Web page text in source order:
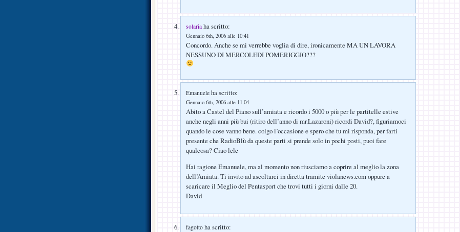
solaria ha scritto:
Gennaio 6th, 2006 alle 10:41
Concordo. Anche se mi verrebbe voglia di dire, ironicamente MA UN LAVORA
NESSUNO DI MERCOLEDI POMERIGGIO???
Emanuele ha scritto:
Gennaio 6th, 2006 alle 11:04
Abito a Castel del Piano sull’amiata e ricordo i 5000 o più per le partitelle estive
anche negli anni più bui (ritiro dell’anno di mr.Lazaroni) ricordi David?, figuriamoci
quando le cose vanno bene. colgo l’occasione e spero che tu mi risponda, per farti
presente che RadioBlù da queste parti si prende solo in pochi posti, puoi fare
qualcosa? Ciao lele
Hai ragione Emanuele, ma al momento non riusciamo a coprire al meglio la zona
dell’Amiata. Ti invito ad ascoltarci in diretta tramite violanews.com oppure a
scaricare il Meglio del Pentasport che trovi tutti i giorni dalle 20.
David
fagotto ha scritto: